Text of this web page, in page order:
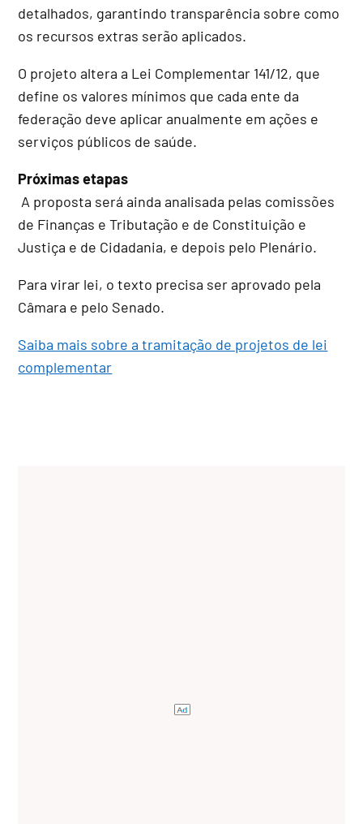
detalhados, garantindo transparência sobre como
os recursos extras serão aplicados.
O projeto altera a Lei Complementar 141/12, que
define os valores mínimos que cada ente da
federação deve aplicar anualmente em ações e
serviços públicos de saúde.
Próximas etapas
A proposta será ainda analisada pelas comissões
de Finanças e Tributação e de Constituição e
Justiça e de Cidadania, e depois pelo Plenário.
Para virar lei, o texto precisa ser aprovado pela
Câmara e pelo Senado.
Saiba mais sobre a tramitação de projetos de lei
complementar